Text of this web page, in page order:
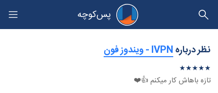
پس‌کوچه
حریم خصوصی
نظر درباره‫IVPN - ویندوز فون
★★★★★
★
★
★
★
★
تازه باهاش کار میکنم 👍❤️